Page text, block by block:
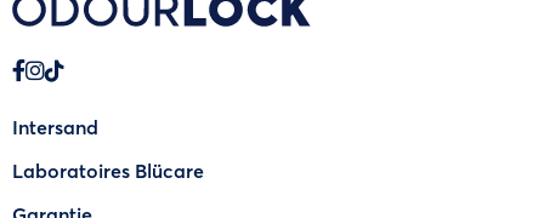
Intersand
Laboratoires Blücare